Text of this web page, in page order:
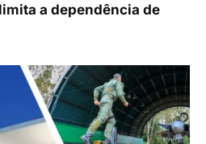
a dependência de